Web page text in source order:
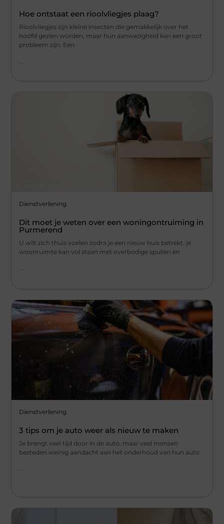
Hoe ontstaat een rioolvliegjes plaag?
Rioolvliegjes zijn kleine insecten die gemakkelijk over het
hoofd gezien worden, maar hun aanwezigheid kan een groot
probleem zijn. Een
Dienstverlening
Dit moet je weten over een woningontruiming in
Purmerend
U wilt zich thuis voelen zodra je een nieuw huis betrekt. je
woonruimte kan vol staan met overbodige spullen en
Dienstverlening
3 tips om je auto weer als nieuw te maken
Je brengt veel tijd door in de auto, maar veel mensen
besteden weinig aandacht aan het onderhoud van hun auto.
...